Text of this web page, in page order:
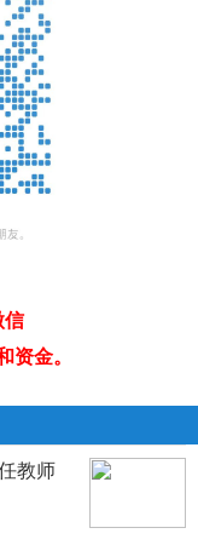
信
资金。
教师